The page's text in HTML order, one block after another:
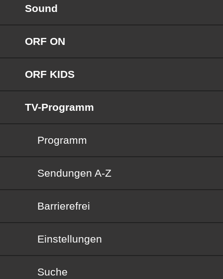
Sound
ORF ON
ORF KIDS
TV-Programm
Programm
Sendungen von A bis Z
Sendungen A-Z
Barrierefrei
Barrierefrei
Einstellungen
Suche